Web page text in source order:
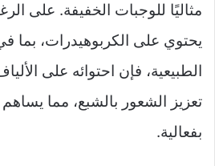
مثاليًا للوجبات الخفيفة. على
يحتوي على الكربوهيدرات، بما
الطبيعية، فإن احتوائه على
تعزيز الشعور بالشبع، مما
بفعالية.